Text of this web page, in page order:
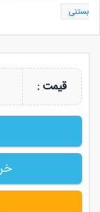
بستنی
قیمت :